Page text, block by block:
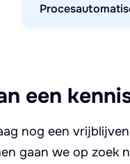
een
nog een
gaan we op zoek